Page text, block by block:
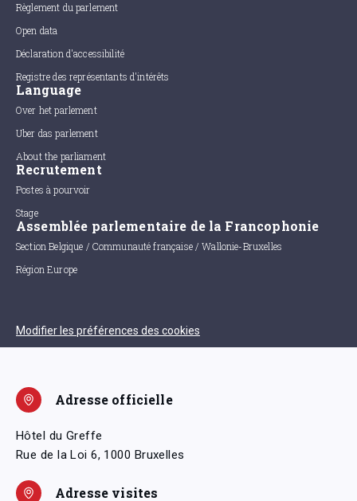
Règlement du parlement
Open data
Déclaration d'accessibilité
Registre des représentants d'intérêts
Language
Over het parlement
Uber das parlement
About the parliament
Recrutement
Postes à pourvoir
Stage
Assemblée parlementaire de la Francophonie
Section Belgique / Communauté française / Wallonie-Bruxelles
Région Europe
Modifier les préférences des cookies
Adresse officielle
Hôtel du Greffe
Rue de la Loi 6, 1000 Bruxelles
Adresse visites